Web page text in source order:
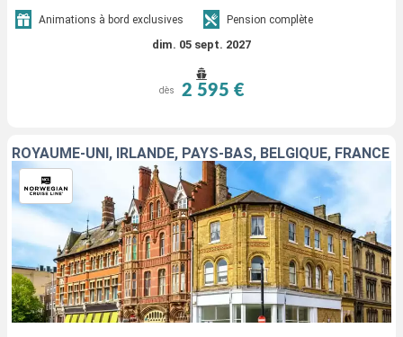
Animations à bord exclusives Pension complète
dim. 05 sept. 2027
dès 2 595 €
ROYAUME-UNI, IRLANDE, PAYS-BAS, BELGIQUE, FRANCE